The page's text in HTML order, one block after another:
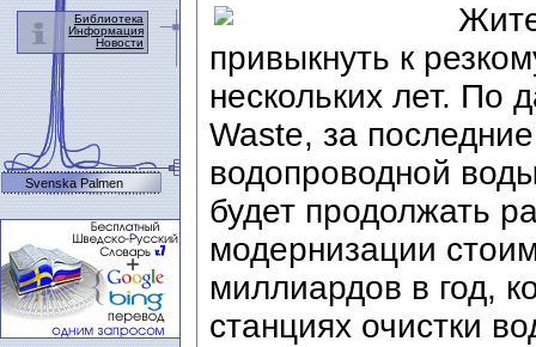
привыкнуть к
нескольких лет. По
Waste, за
водопроводной
будет продолжать
модернизации
миллиардов в год,
станциях очистки
Библиотека
Информация
Новости
Svenska Palmen